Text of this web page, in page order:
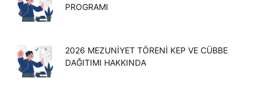
PROGRAMI
2026 MEZUNIYET TÖRENI KEP VE CÜBBE
DAĞITIMI HAKKINDA